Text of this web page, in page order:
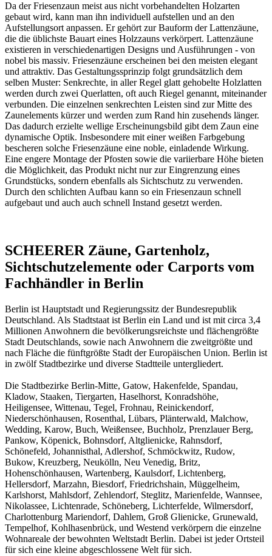
Da der Friesenzaun meist aus nicht vorbehandelten Holzarten
gebaut wird, kann man ihn individuell aufstellen und an den
Aufstellungsort anpassen. Er gehört zur Bauform der Lattenzäune,
die die üblichste Bauart eines Holzzauns verkörpert. Lattenzäune
existieren in verschiedenartigen Designs und Ausführungen - von
nobel bis massiv. Friesenzäune erscheinen bei den meisten elegant
und attraktiv. Das Gestaltungssprinzip folgt grundsätzlich dem
selben Muster: Senkrechte, in aller Regel glatt gehobelte Holzlatten
werden durch zwei Querlatten, oft auch Riegel genannt, miteinander
verbunden. Die einzelnen senkrechten Leisten sind zur Mitte des
Zaunelements kürzer und werden zum Rand hin zusehends länger.
Das dadurch erzielte wellige Erscheinungsbild gibt dem Zaun eine
dynamische Optik. Insbesondere mit einer weißen Farbgebung
bescheren solche Friesenzäune eine noble, einladende Wirkung.
Eine engere Montage der Pfosten sowie die variierbare Höhe bieten
die Möglichkeit, das Produkt nicht nur zur Eingrenzung eines
Grundstücks, sondern ebenfalls als Sichtschutz zu verwenden.
Durch den schlichten Aufbau kann so ein Friesenzaun schnell
aufgebaut und auch auch schnell Instand gesetzt werden.
SCHEERER Zäune, Gartenholz,
Sichtschutzelemente oder Carports vom
Fachhändler in Berlin
Berlin ist Hauptstadt und Regierungssitz der Bundesrepublik
Deutschland. Als Stadtstaat ist Berlin ein Land und ist mit circa 3,4
Millionen Anwohnern die bevölkerungsreichste und flächengrößte
Stadt Deutschlands, sowie nach Anwohnern die zweitgrößte und
nach Fläche die fünftgrößte Stadt der Europäischen Union. Berlin ist
in zwölf Stadtbezirke und diverse Stadtteile untergliedert.
Die Stadtbezirke Berlin-Mitte, Gatow, Hakenfelde, Spandau,
Kladow, Staaken, Tiergarten, Haselhorst, Konradshöhe,
Heiligensee, Wittenau, Tegel, Frohnau, Reinickendorf,
Niederschönhausen, Rosenthal, Lübars, Plänterwald, Malchow,
Wedding, Karow, Buch, Weißensee, Buchholz, Prenzlauer Berg,
Pankow, Köpenick, Bohnsdorf, Altglienicke, Rahnsdorf,
Schönefeld, Johannisthal, Adlershof, Schmöckwitz, Rudow,
Bukow, Kreuzberg, Neukölln, Neu Venedig, Britz,
Hohenschönhausen, Wartenberg, Kaulsdorf, Lichtenberg,
Hellersdorf, Marzahn, Biesdorf, Friedrichshain, Müggelheim,
Karlshorst, Mahlsdorf, Zehlendorf, Steglitz, Marienfelde, Wannsee,
Nikolassee, Lichtenrade, Schöneberg, Lichterfelde, Wilmersdorf,
Charlottenburg Mariendorf, Dahlem, Groß Glienicke, Grunewald,
Tempelhof, Kohlhasenbrück, und Westend verkörpern die einzelne
Wohnareale der bewohnten Weltstadt Berlin. Dabei ist jeder Ortsteil
für sich eine kleine abgeschlossene Welt für sich.